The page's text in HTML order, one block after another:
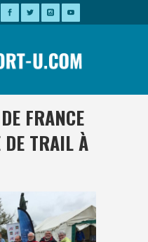
FRANCE
TRAIL À